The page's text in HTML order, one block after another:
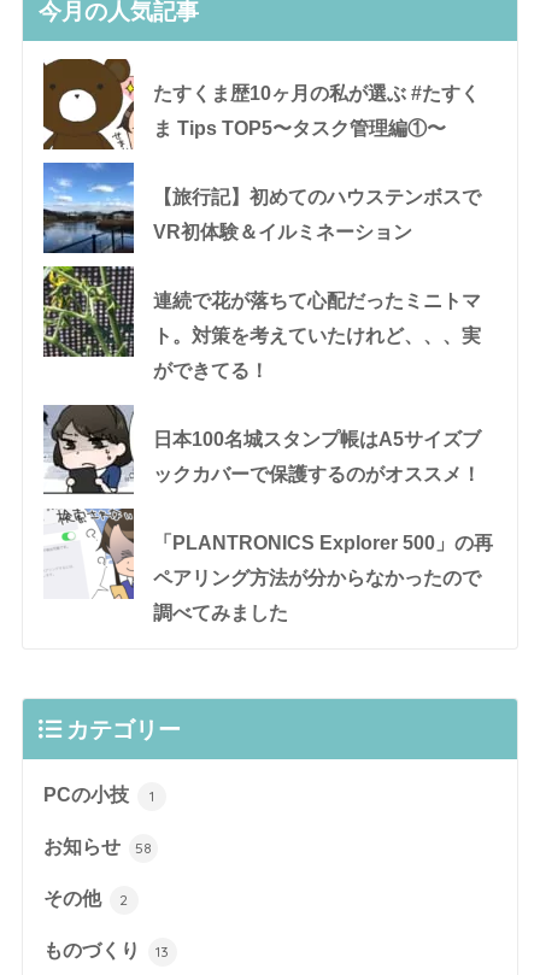
今月の人気記事
たすくま歴10ヶ月の私が選ぶ #たすく
ま Tips TOP5〜タスク管理編①〜
【旅行記】初めてのハウステンボスで
VR初体験＆イルミネーション
連続で花が落ちて心配だったミニトマ
ト。対策を考えていたけれど、、、実
ができてる！
日本100名城スタンプ帳はA5サイズブ
ックカバーで保護するのがオススメ！
「PLANTRONICS Explorer 500」の再
ペアリング方法が分からなかったので
調べてみました
カテゴリー
PCの小技 1
お知らせ 58
その他 2
ものづくり 13